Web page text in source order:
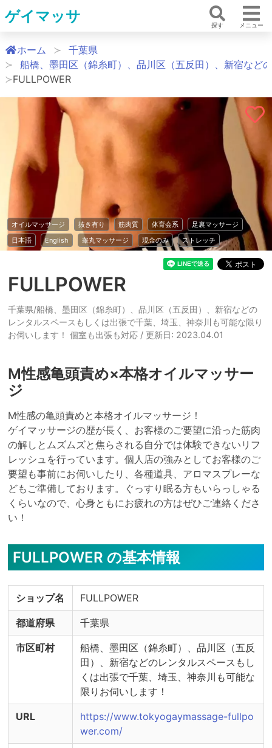
ゲイマッサ
探す メニュー
ホーム
千葉県
船橋、墨田区（錦糸町）、品川区（五反田）、新宿など
FULLPOWER
オイルマッサージ 抜き有り 筋肉質 体育会系
足裏マッサージ
日本語
English 睾丸マッサージ 現金のみ ストレッチ
FULLPOWER
千葉県/船橋、墨田区（錦糸町）、品川区（五反田）、新宿などの
レンタルスペースもしくは出張で千葉、埼玉、神奈川も可能な限り
お伺いします！ 個室も出張も対応 / 更新日: 2023.04.01
М性感亀頭責め×本格オイルマッサー
ジ
М性感の亀頭責めと本格オイルマッサージ！
ゲイマッサージの歴が長く、お客様のご要望に沿った筋肉
の解しとムズムズと焦らされる自分では体験できないリフ
レッシュを行っています。個人店の強みとしてお客様のご
要望も事前にお伺いしたり、各種道具、アロマスプレーな
どもご準備しております。ぐっすり眠る方もいらっしゃる
くらいなので、心身ともにお疲れの方はぜひご連絡くださ
い！
FULLPOWER の基本情報
ショップ名 FULLPOWER
都道府県 千葉県
市区町村
船橋、墨田区（錦糸町）、品川区（五反
田）、新宿などのレンタルスペースもし
くは出張で千葉、埼玉、神奈川も可能な
限りお伺いします！
URL
https://www.tokyogaymassage-fullpo
wer.com/